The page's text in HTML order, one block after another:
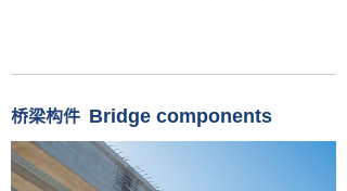
桥梁构件 Bridge components